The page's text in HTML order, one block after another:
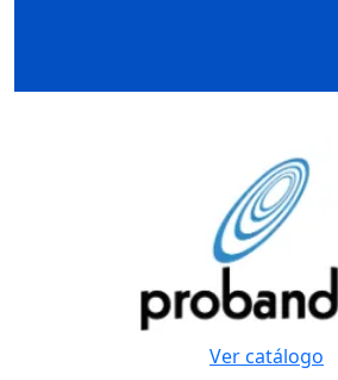
Ver catálogo